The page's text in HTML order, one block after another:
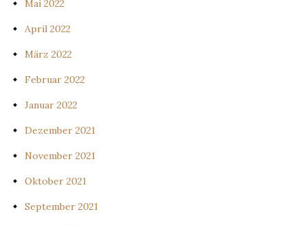
Mai 2022
April 2022
März 2022
Februar 2022
Januar 2022
Dezember 2021
November 2021
Oktober 2021
September 2021